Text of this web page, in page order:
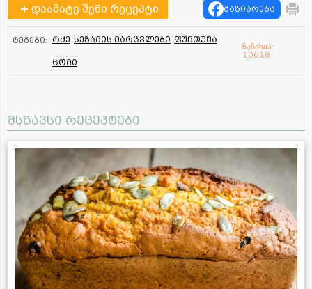
დაამატე შენი რეცეპტი გაზიარება
ტეგები: რძე სეზამის მარცვლები ფუნთუშა
ცომი
ნანახია:
10618
მსგავსი რეცეპტები